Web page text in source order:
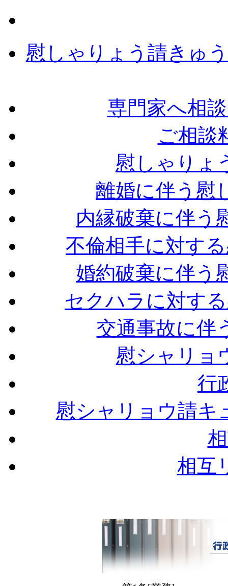
慰しゃりょう請きゅ
専門家へ相
ご相談
慰しゃりょ
離婚に伴う慰
内縁破棄に伴う
不倫相手に対す
婚約破棄に伴う
セクハラに対す
交通事故に伴
慰シャリョ
行
慰シャリョウ請キ
相互